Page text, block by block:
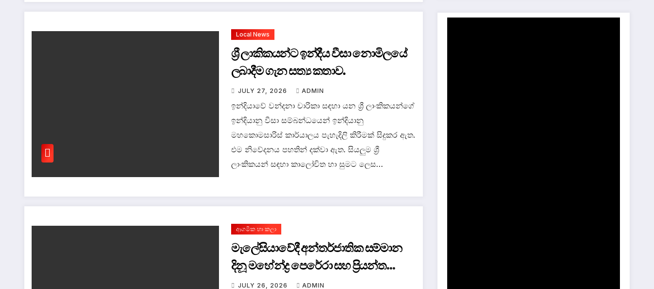
Local News
ශ්‍රී ලාකිකයන්ට ඉන්දීය වීසා නොමිලයේ
ලබාදීම ගැන සත්‍ය කතාව.
JULY 27, 2026 ADMIN
ඉන්දියාවේ වන්දනා චාරිකා සඳහා යන ශ්‍රී ලාංකිකයන්ගේ
ඉන්දියානු වීසා සම්බන්ධයෙන් ඉන්දියානු
මහකොමසාරිස් කාර්යාලය පැහැදිලි කිරීමක් සිදුකර ඇත.
එම නිවේදනය පහතින් දක්වා ඇත. සියලුම ශ්‍රී
ලාංකිකයන් සඳහා කාලෝචිත හා සුමට ලෙස…
ආගමික හා කලා
මැලේසියාවේදී අන්තර්ජාතික සම්මාන
දිනූ මහේන්ද්‍ර පෙරේරා සහ ප්‍රියන්ත
සිරිකුමාර මෙරටට පැමිනෙයි.
JULY 26, 2026 ADMIN